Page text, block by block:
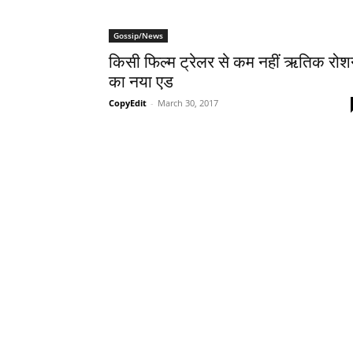
Gossip/News
किसी फिल्‍म ट्रेलर से कम नहीं ऋतिक
का नया एड
CopyEdit - March 30, 2017